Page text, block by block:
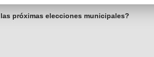
próximas elecciones municipales?